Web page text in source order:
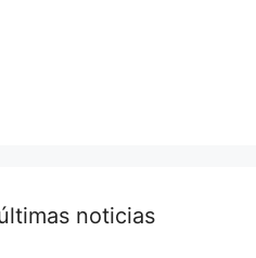
noticias